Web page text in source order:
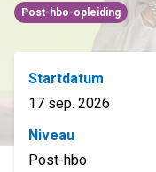
Post-hbo-opleiding
Startdatum
17 sep. 2026
Niveau
Post-hbo